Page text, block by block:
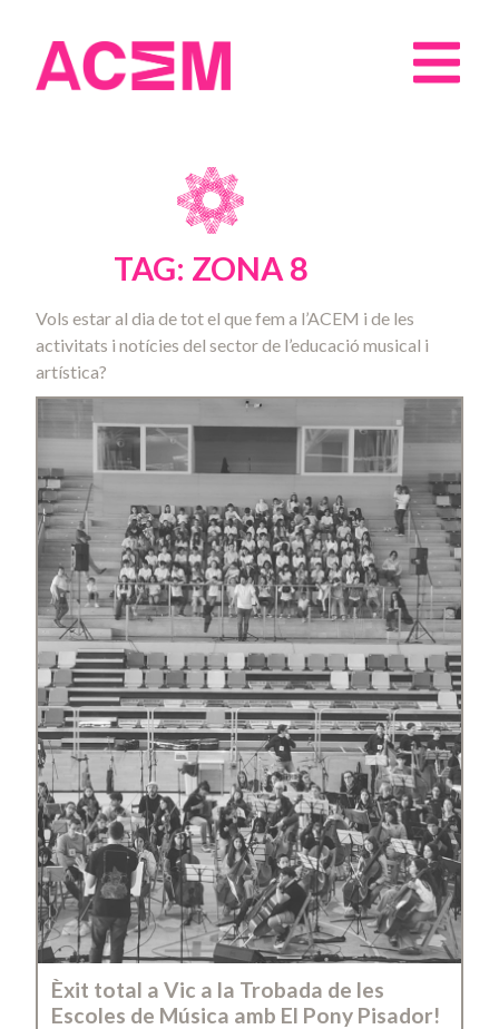
TAG: ZONA 8
Vols estar al dia de tot el que fem a l’ACEM i de les
activitats i notícies del sector de l’educació musical i
artística?
Èxit total a Vic a la Trobada de les
Escoles de Música amb El Pony Pisador!